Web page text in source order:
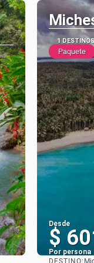
1 DESTINOS
Paquete
Desde
$
Por persona
DESTINO: